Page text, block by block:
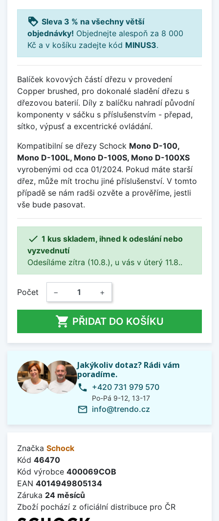
loyalty Sleva 3 % na všechny větší
objednávky! Objednejte alespoň za 8 000
Kč a v košíku zadejte kód MINUS3.
Balíček kovových částí dřezu v provedení
Copper brushed, pro dokonalé sladění dřezu s
dřezovou baterií. Díly z balíčku nahradí původní
komponenty v sáčku s příslušenstvím - přepad,
sítko, výpusť a excentrické ovládání.
Kompatibilní se dřezy Schock Mono D-100,
Mono D-100L, Mono D-100S, Mono D-100XS
vyrobenými od cca 01/2024. Pokud máte starší
dřez, může mít trochu jiné příslušenství. V tomto
případě se nám radši ozvěte a prověříme, jestli
vše bude pasovat.
 1 kus skladem, ihned k odeslání nebo
vyzvednutí
Odesíláme zítra (10.8.), u vás v úterý 11.8..
Počet − +
 PŘIDAT DO KOŠÍKU
Jakýkoliv dotaz? Rádi vám
poradíme.
phone +420 731 979 570
Po-Pá 9-12, 13-17
mail_outline info@trendo.cz
Značka Schock
Kód 46470
Kód výrobce 400069COB
EAN 4014949805134
Záruka 24 měsíců
Zboží pochází z oficiální distribuce pro ČR